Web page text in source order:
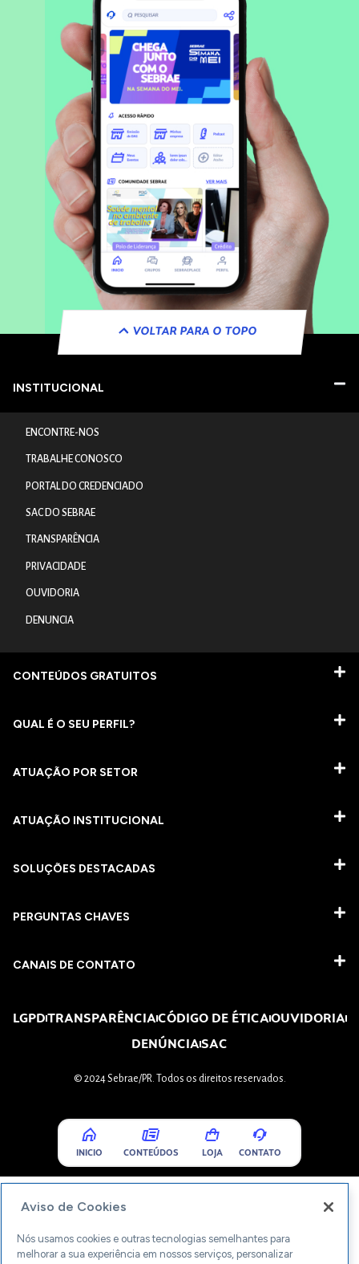
VOLTAR PARA O TOPO
INSTITUCIONAL
ENCONTRE-NOS
TRABALHE CONOSCO
PORTAL DO CREDENCIADO
SAC DO SEBRAE
TRANSPARÊNCIA
PRIVACIDADE
OUVIDORIA
DENUNCIA
CONTEÚDOS GRATUITOS
QUAL É O SEU PERFIL?
ATUAÇÃO POR SETOR
ATUAÇÃO INSTITUCIONAL
SOLUÇÕES DESTACADAS
PERGUNTAS CHAVES​
CANAIS DE CONTATO
LGPDTRANSPARÊNCIACÓDIGO DE ÉTICAOUVIDORIA
DENÚNCIASAC
© 2024 Sebrae/PR. Todos os direitos reservados.
INICIO CONTEÚDOS LOJA CONTATO
Aviso de Cookies
Nós usamos cookies e outras tecnologias semelhantes para
melhorar a sua experiência em nossos serviços, personalizar